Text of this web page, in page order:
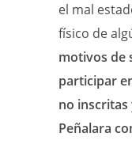
el mal
físico de
motivos de
participar
no inscritas
Peñalara